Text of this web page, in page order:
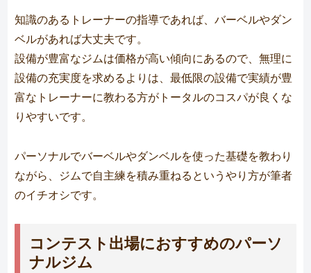
知識のあるトレーナーの指導であれば、バーベルやダン
ベルがあれば大丈夫です。
設備が豊富なジムは価格が高い傾向にあるので、無理に
設備の充実度を求めるよりは、最低限の設備で実績が豊
富なトレーナーに教わる方がトータルのコスパが良くな
りやすいです。
パーソナルでバーベルやダンベルを使った基礎を教わり
ながら、ジムで自主練を積み重ねるというやり方が筆者
のイチオシです。
コンテスト出場におすすめのパーソ
ナルジム